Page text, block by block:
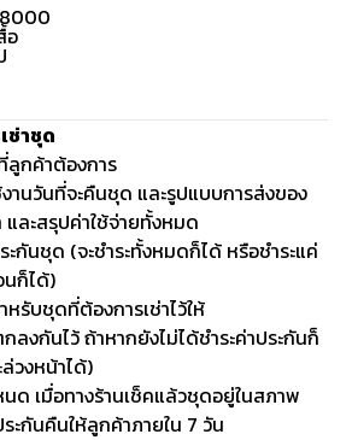
อ
ช่าชุด
ลูกค้าต้องการ
านวันที่จะคืนชุด และรูปแบบการส่งของ
และสรุปค่าใช้จ่ายทั้งหมด
ะกันชุด (จะชำระทั้งหมดก็ได้ หรือชำระแค่
นก็ได้)
หรับชุดที่ต้องการเช่าไว้ให้
งกันไว้ ถ้าหากยังไม่ได้ชำระค่าประกันก็
วงหน้าได้)
ด เมื่อทางร้านเช็คแล้วชุดอยู่ในสภาพ
ะกันคืนให้ลูกค้าภายใน 7 วัน